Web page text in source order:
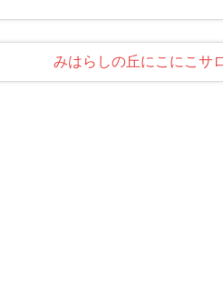
みはらしの丘にこにこ